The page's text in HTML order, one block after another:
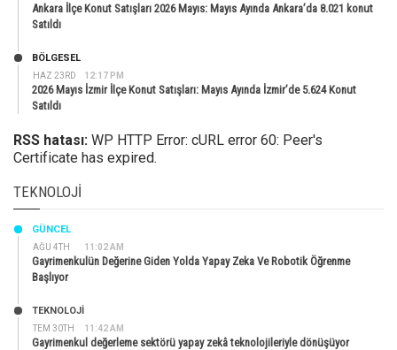
Ankara İlçe Konut Satışları 2026 Mayıs: Mayıs Ayında Ankara’da 8.021 konut
Satıldı
HAZ 23RD 12:17 PM
BÖLGESEL
2026 Mayıs İzmir İlçe Konut Satışları: Mayıs Ayında İzmir’de 5.624 Konut
Satıldı
RSS hatası: WP HTTP Error: cURL error 60: Peer's
Certificate has expired.
TEKNOLOJI
AĞU 4TH 11:02 AM
GÜNCEL
Gayrimenkulün Değerine Giden Yolda Yapay Zeka Ve Robotik Öğrenme
Başlıyor
TEM 30TH 11:42 AM
TEKNOLOJİ
Gayrimenkul değerleme sektörü yapay zekâ teknolojileriyle dönüşüyor